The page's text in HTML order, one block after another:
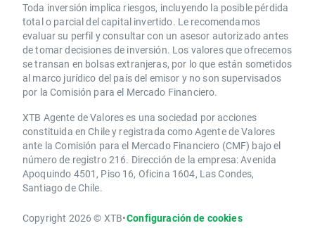
Toda inversión implica riesgos, incluyendo la posible pérdida
total o parcial del capital invertido. Le recomendamos
evaluar su perfil y consultar con un asesor autorizado antes
de tomar decisiones de inversión. Los valores que ofrecemos
se transan en bolsas extranjeras, por lo que están sometidos
al marco jurídico del país del emisor y no son supervisados
por la Comisión para el Mercado Financiero.
XTB Agente de Valores es una sociedad por acciones
constituida en Chile y registrada como Agente de Valores
ante la Comisión para el Mercado Financiero (CMF) bajo el
número de registro 216. Dirección de la empresa: Avenida
Apoquindo 4501, Piso 16, Oficina 1604, Las Condes,
Santiago de Chile.
Copyright 2026 © XTB•Configuración de cookies